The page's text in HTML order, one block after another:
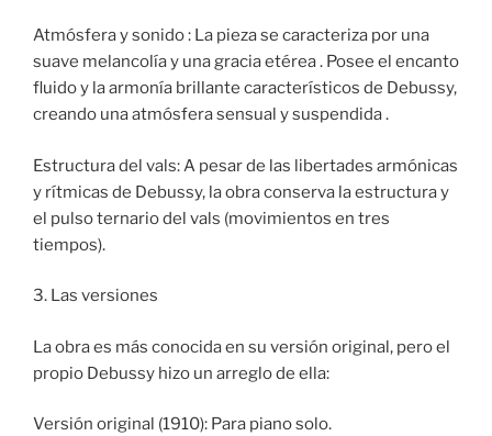
Atmósfera y sonido : La pieza se caracteriza por una
suave melancolía y una gracia etérea . Posee el encanto
fluido y la armonía brillante característicos de Debussy,
creando una atmósfera sensual y suspendida .
Estructura del vals: A pesar de las libertades armónicas
y rítmicas de Debussy, la obra conserva la estructura y
el pulso ternario del vals (movimientos en tres
tiempos).
3. Las versiones
La obra es más conocida en su versión original, pero el
propio Debussy hizo un arreglo de ella:
Versión original (1910): Para piano solo.